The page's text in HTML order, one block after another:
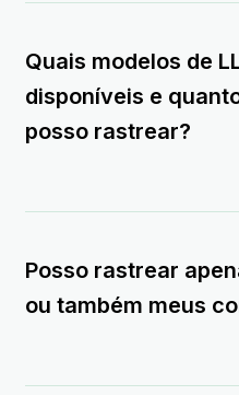
Quais modelos de
disponíveis e
posso rastrear?
Posso rastrear
ou também meus